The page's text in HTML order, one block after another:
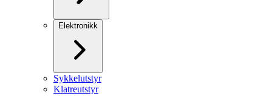
Elektronikk
Sykkelutstyr
Klatreutstyr